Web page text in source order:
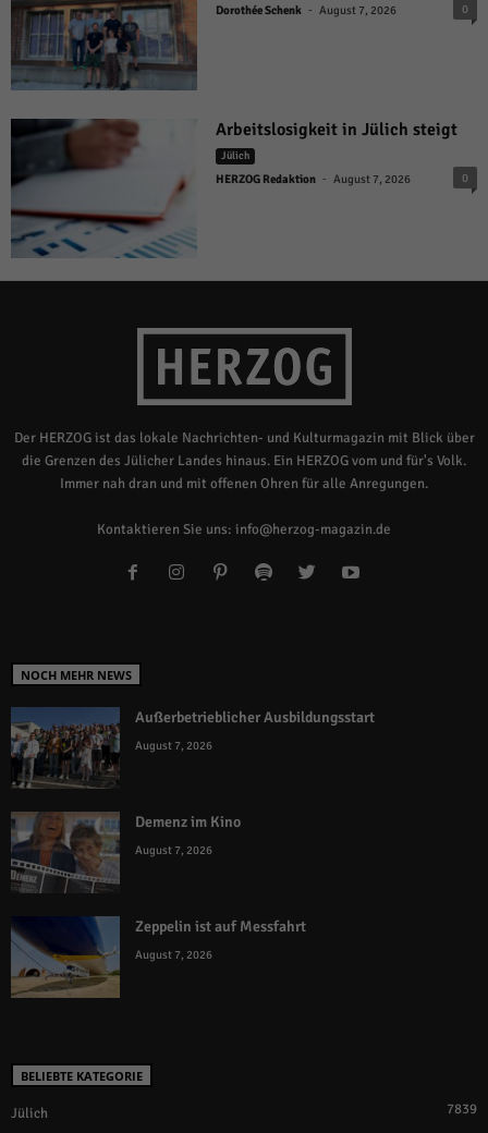
Dorothée Schenk - August 7, 2026 0
Arbeitslosigkeit in Jülich steigt
Jülich
HERZOG Redaktion - August 7, 2026 0
Der HERZOG ist das lokale Nachrichten- und Kulturmagazin mit Blick über
die Grenzen des Jülicher Landes hinaus. Ein HERZOG vom und für's Volk.
Immer nah dran und mit offenen Ohren für alle Anregungen.
Kontaktieren Sie uns: info@herzog-magazin.de
NOCH MEHR NEWS
Außerbetrieblicher Ausbildungsstart
August 7, 2026
Demenz im Kino
August 7, 2026
Zeppelin ist auf Messfahrt
August 7, 2026
BELIEBTE KATEGORIE
Jülich
7839